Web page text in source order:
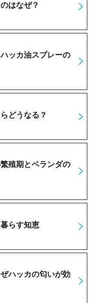
はなぜ？
ッカ油スプレーの
どうなる？
殖期とベランダの
らす知恵
ハッカの匂いが効